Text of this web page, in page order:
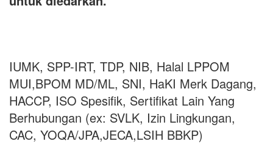
IUMK, SPP-IRT, TDP, NIB, Halal LPPOM
MUI,BPOM MD/ML, SNI, HaKI Merk Dagang,
HACCP, ISO Spesifik, Sertifikat Lain Yang
Berhubungan (ex: SVLK, Izin Lingkungan,
CAC, YOQA/JPA,JECA,LSIH BBKP)